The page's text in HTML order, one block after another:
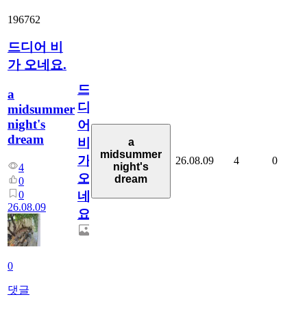
196762
드디어 비
가 오네요.
a
midsummer
night's
dream
4
0
0
26.08.09
0
댓글
드
디
어
비
가
오
네
요.
a
midsummer
night's
dream
26.08.09 4 0